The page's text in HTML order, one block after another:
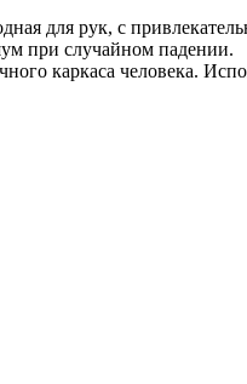
для рук, с
при случайном падении.
каркаса человека.